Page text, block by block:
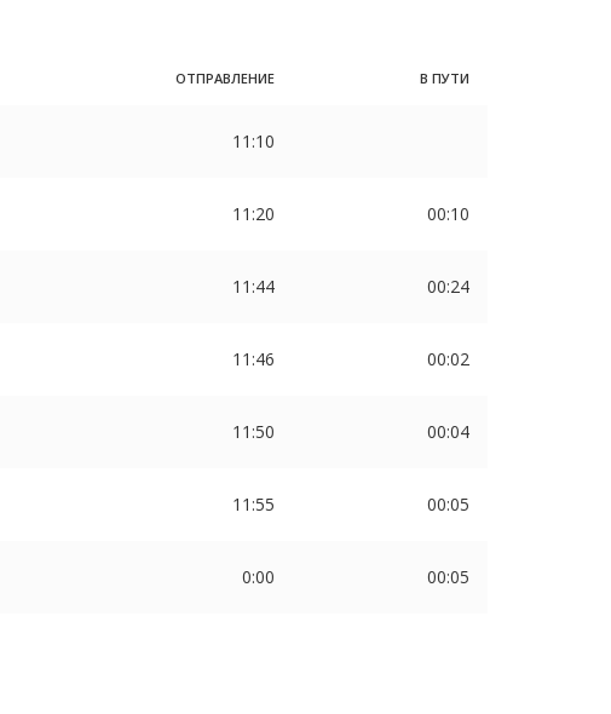
ОТПРАВЛЕНИЕ В ПУТИ
11:10
11:20 00:10
11:44 00:24
11:46 00:02
11:50 00:04
11:55 00:05
0:00 00:05